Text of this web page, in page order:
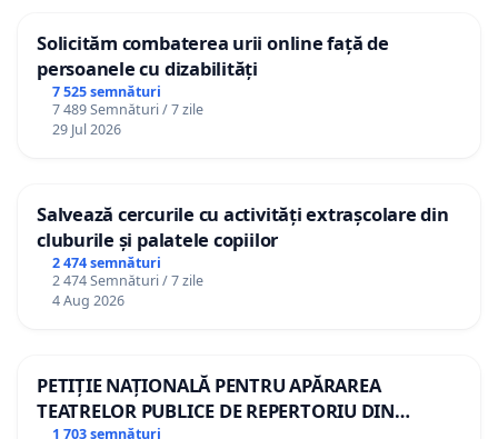
Solicităm combaterea urii online față de
persoanele cu dizabilități
7 525 semnături
7 489 Semnături / 7 zile
29 Jul 2026
Salvează cercurile cu activități extrașcolare din
cluburile și palatele copiilor
2 474 semnături
2 474 Semnături / 7 zile
4 Aug 2026
PETIȚIE NAȚIONALĂ PENTRU APĂRAREA
TEATRELOR PUBLICE DE REPERTORIU DIN
1 703 semnături